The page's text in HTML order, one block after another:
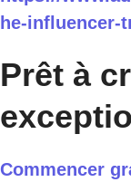
he-influencer-
Prêt à
Commencer